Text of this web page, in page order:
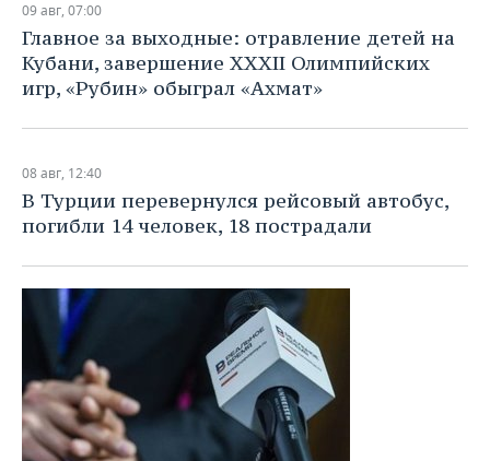
09 авг, 07:00
Главное за выходные: отравление детей на
Кубани, завершение XXXII Олимпийских
игр, «Рубин» обыграл «Ахмат»
08 авг, 12:40
В Турции перевернулся рейсовый автобус,
погибли 14 человек, 18 пострадали